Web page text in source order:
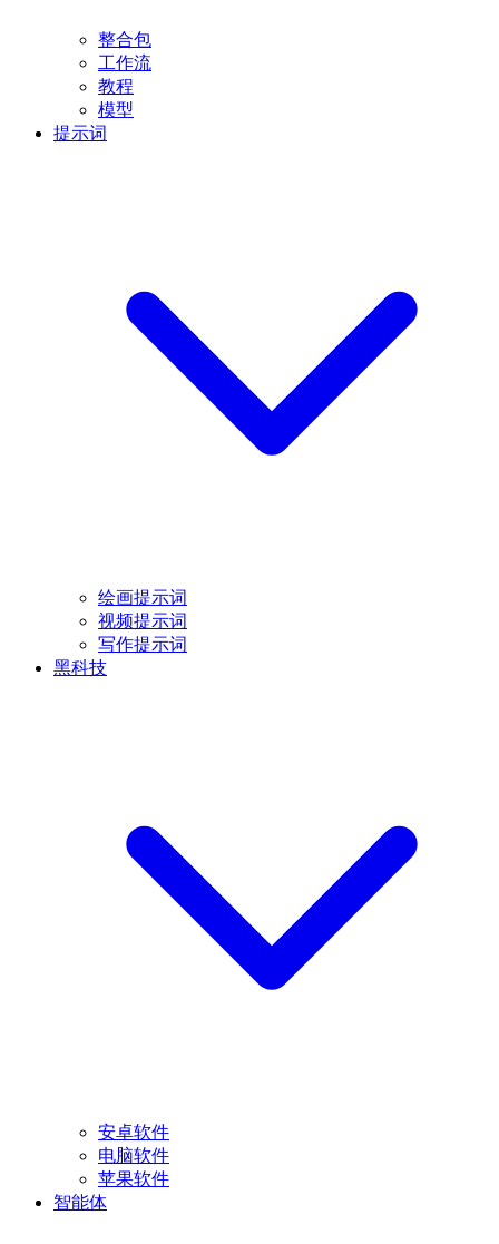
整合包
工作流
教程
模型
提示词
绘画提示词
视频提示词
写作提示词
黑科技
安卓软件
电脑软件
苹果软件
智能体